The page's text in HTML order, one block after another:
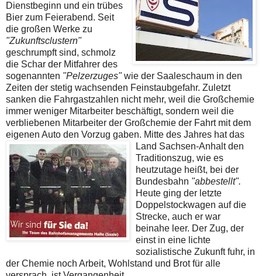
Dienstbeginn und ein trübes
Bier zum Feierabend. Seit
die großen Werke zu
"Zukunftsclustern"
geschrumpft sind, schmolz
die Schar der Mitfahrer des
sogenannten "Pelzerzuges"wie der Saaleschaum in den
Zeiten der stetig wachsenden Feinstaubgefahr. Zuletzt
sanken die Fahrgastzahlen nicht mehr, weil die Großchemie
immer weniger Mitarbeiter beschäftigt, sondern weil die
verbliebenen Mitarbeiter der Großchemie der Fahrt mit dem
eigenen Auto den Vorzug gaben. Mitte des Jahres hat das
Land Sachsen-Anhalt den
Traditionszug, wie es
heutzutage heißt, bei der
Bundesbahn "abbestellt".
Heute ging der letzte
Doppelstockwagen auf die
Strecke, auch er war
beinahe leer. Der Zug, der
einst in eine lichte
sozialistische Zukunft fuhr, in
der Chemie noch Arbeit, Wohlstand und Brot für alle